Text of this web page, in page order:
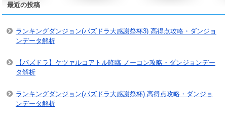
最近の投稿
ランキングダンジョン(パズドラ大感謝祭杯3) 高得点攻略・ダンジョ
ンデータ解析
【パズドラ】ケツァルコアトル降臨 ノーコン攻略・ダンジョンデー
タ解析
ランキングダンジョン(パズドラ大感謝祭杯) 高得点攻略・ダンジョ
ンデータ解析